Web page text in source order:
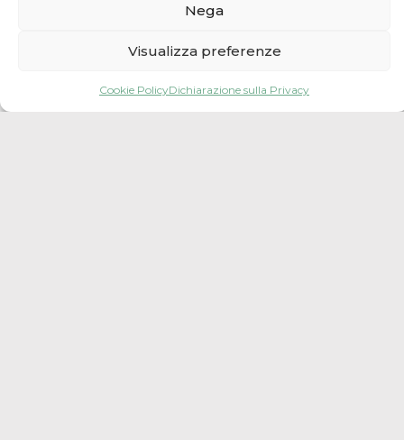
Nega
Visualizza preferenze
Cookie PolicyDichiarazione sulla Privacy